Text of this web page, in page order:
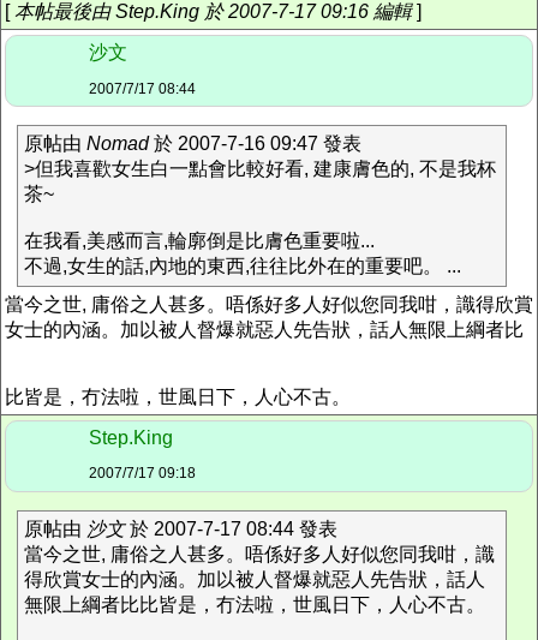
[本帖最後由 Step.King 於 2007-7-17 09:16 編輯]
沙文
2007/7/17 08:44
原帖由 Nomad於 2007-7-16 09:47 發表
>但我喜歡女生白一點會比較好看, 建康膚色的, 不是我杯
茶~
在我看,美感而言,輪廓倒是比膚色重要啦...
不過,女生的話,內地的東西,往往比外在的重要吧。 ...
當今之世, 庸俗之人甚多。唔係好多人好似您同我咁，識得欣賞
女士的內涵。加以被人督爆就惡人先告狀，話人無限上綱者比
比皆是，冇法啦，世風日下，人心不古。
Step.King
2007/7/17 09:18
原帖由 沙文於 2007-7-17 08:44 發表
當今之世, 庸俗之人甚多。唔係好多人好似您同我咁，識
得欣賞女士的內涵。加以被人督爆就惡人先告狀，話人
無限上綱者比比皆是，冇法啦，世風日下，人心不古。